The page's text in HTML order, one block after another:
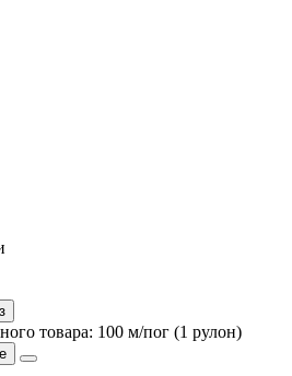
товара: 100 м/пог (1 рулон)